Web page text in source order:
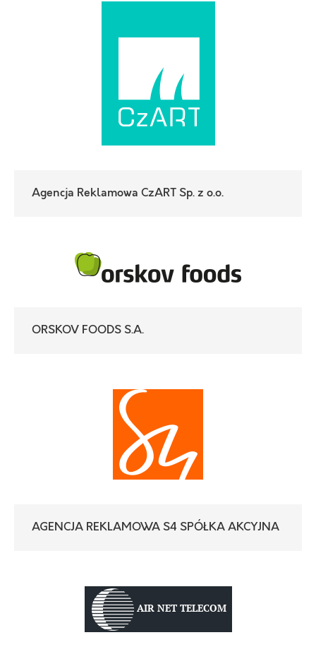
Agencja Reklamowa CzART Sp. z o.o.
ORSKOV FOODS S.A.
AGENCJA REKLAMOWA S4 SPÓŁKA AKCYJNA